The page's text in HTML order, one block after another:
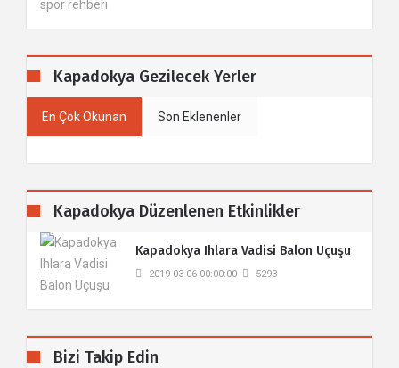
Kapadokya Gezilecek Yerler
En Çok Okunan Son Eklenenler
Kapadokya Düzenlenen Etkinlikler
Kapadokya Ihlara Vadisi Balon Uçuşu
2019-03-06 00:00:00 5293
Bizi Takip Edin